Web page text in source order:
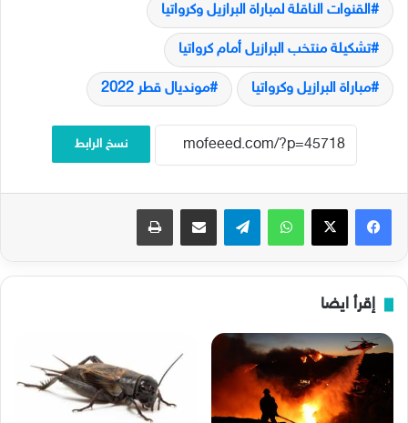
القنوات الناقلة لمباراة البرازيل وكرواتيا
تشكيلة منتخب البرازيل أمام كرواتيا
مباراة البرازيل وكرواتيا مونديال قطر 2022
نسخ الرابط
فيسبوك‫X واتساب تيلقرام مشاركة عبر البريد طباعة
إقرأ ايضا